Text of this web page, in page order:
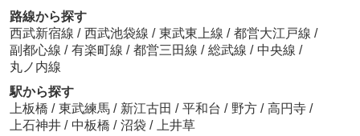
路線から探す
西武新宿線 / 西武池袋線 / 東武東上線 / 都営大江戸線 /
副都心線 / 有楽町線 / 都営三田線 / 総武線 / 中央線 /
丸ノ内線
駅から探す
上板橋 / 東武練馬 / 新江古田 / 平和台 / 野方 / 高円寺 /
上石神井 / 中板橋 / 沼袋 / 上井草